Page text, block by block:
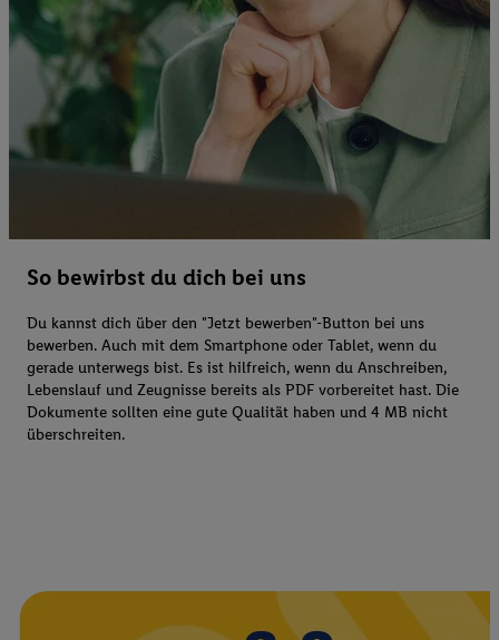
So bewirbst du dich bei uns
Du kannst dich über den "Jetzt bewerben"-Button bei uns
bewerben. Auch mit dem Smartphone oder Tablet, wenn du
gerade unterwegs bist. Es ist hilfreich, wenn du Anschreiben,
Lebenslauf und Zeugnisse bereits als PDF vorbereitet hast. Die
Dokumente sollten eine gute Qualität haben und 4 MB nicht
überschreiten.